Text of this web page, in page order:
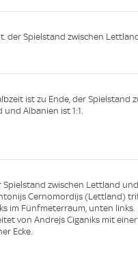
der Spielstand zwischen
ist zu Ende, der Spielstand
und Albanien ist 1:1.
Spielstand zwischen Lettland
Cernomordijs (Lettland)
im Fünfmeterraum, unten links.
von Andrejs Ciganiks mit
Ecke.